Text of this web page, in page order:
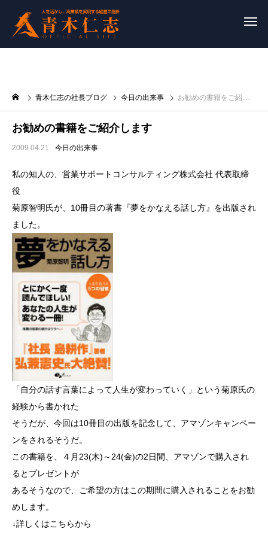
青木仁志の社長ブログ 今日の出来事 お勧めの書籍をご紹介します
お勧めの書籍をご紹介します
2009.04.21 今日の出来事
私の知人の、営業サポートコンサルティング株式会社 代表取締
役
菊原智明氏が、10冊目の著書『夢をかなえる話し方』を出版され
ました。
「自分の話す言葉によって人生が変わっていく」という菊原氏の
経験から書かれた
そうだが、今回は10冊目の出版を記念して、アマゾンキャンペー
ンをされるそうだ。
この書籍を、４月23(木)～24(金)の2日間、アマゾンで購入され
るとプレゼントが
あるそうなので、ご希望の方はこの期間に購入されることをお勧
めします。
↓詳しくはこちらから